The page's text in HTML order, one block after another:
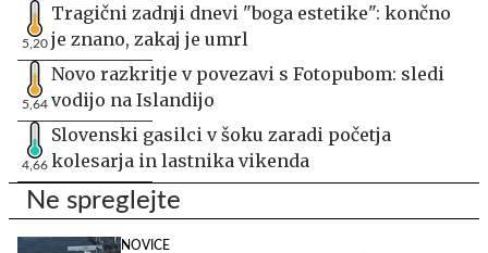
5,20
Tragični zadnji dnevi "boga estetike": končno
je znano, zakaj je umrl
5,64
Novo razkritje v povezavi s Fotopubom: sledi
vodijo na Islandijo
4,66
Slovenski gasilci v šoku zaradi početja
kolesarja in lastnika vikenda
Ne spreglejte
NOVICE